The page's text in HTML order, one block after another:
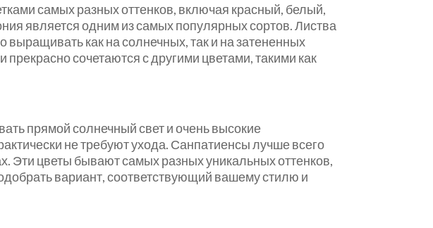
самых разных оттенков, включая красный, белый,
является одним из самых популярных сортов. Листва
как на солнечных, так и на затененных
сочетаются с другими цветами, такими как
прямой солнечный свет и очень высокие
не требуют ухода. Санпатиенсы лучше всего
Эти цветы бывают самых разных уникальных оттенков,
вариант, соответствующий вашему стилю и